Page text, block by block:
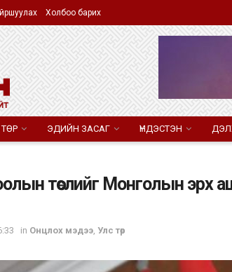
Холбоо барих
ЭДИЙН ЗАСАГ ҮНДЭСТЭН
төслийг Монголын эрх
in Онцлох мэдээ, Улс төр